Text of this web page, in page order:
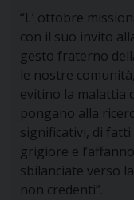
“L’ ottobre
con il suo invito
gesto fraterno
le nostre
evitino la malattia
pongano alla
significativi, di
grigiore e
sbilanciate verso
non credenti”.